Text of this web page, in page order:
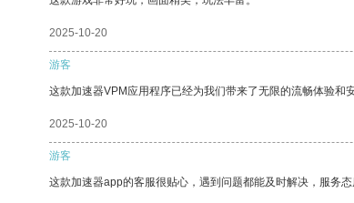
2025-10-20
游客
这款加速器VPM应用程序已经为我们带来了无限的流畅体验和
2025-10-20
游客
这款加速器app的客服很贴心，遇到问题都能及时解决，服务态